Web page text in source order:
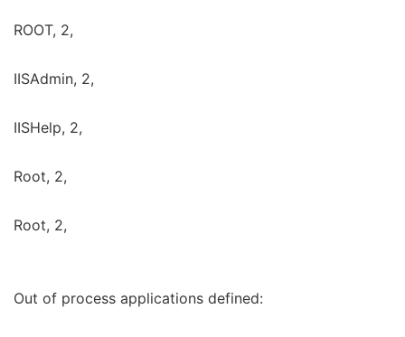
ROOT, 2,
IISAdmin, 2,
IISHelp, 2,
Root, 2,
Root, 2,
Out of process applications defined: